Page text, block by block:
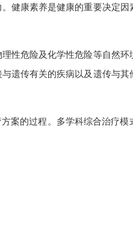
健康素养是健康的重要决定因
性危险及化学性危险等自然环
遗传有关的疾病以及遗传与其
案的过程。多学科综合治疗模